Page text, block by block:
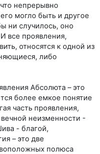
непрерывно
могло быть и другое
ни случилось, оно
все проявления,
относятся к одной из
либо
Абсолюта – это
более емкое понятие
часть проявления,
неизменности -
- благой,
– это две
полюса